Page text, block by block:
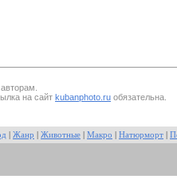
на сайт kubanphoto.ru обязательна.
Жанр Животные Макро Натюрморт